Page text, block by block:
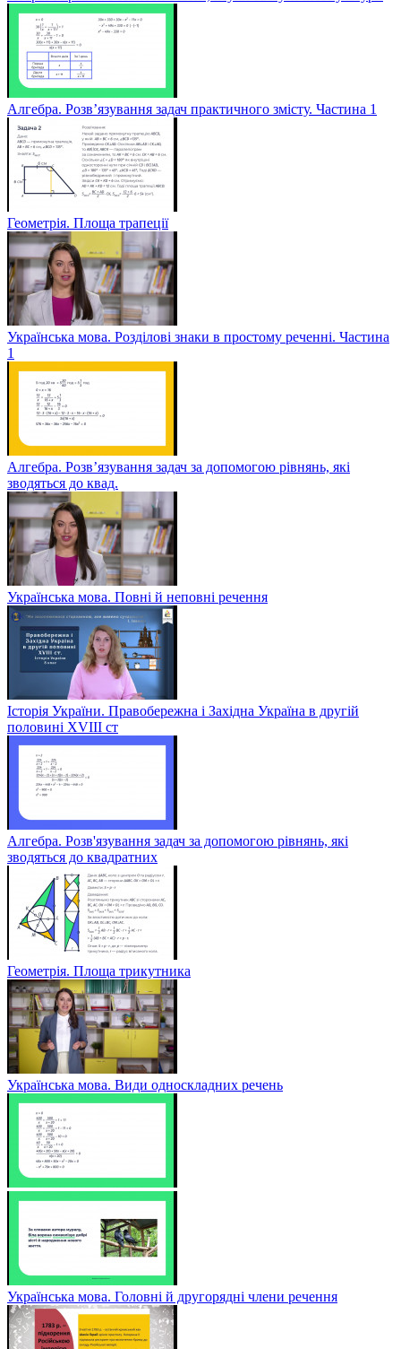
Алгебра. Розв’язування задач практичного змісту. Частина 1
Геометрія. Площа трапеції
Українська мова. Розділові знаки в простому реченні. Частина
1
Алгебра. Розв’язування задач за допомогою рівнянь, які
зводяться до квад.
Українська мова. Повні й неповні речення
Історія України. Правобережна і Західна Україна в другій
половині XVIII ст
Алгебра. Розв'язування задач за допомогою рівнянь, які
зводяться до квадратних
Геометрія. Площа трикутника
Українська мова. Види односкладних речень
Українська мова. Головні й другорядні члени речення